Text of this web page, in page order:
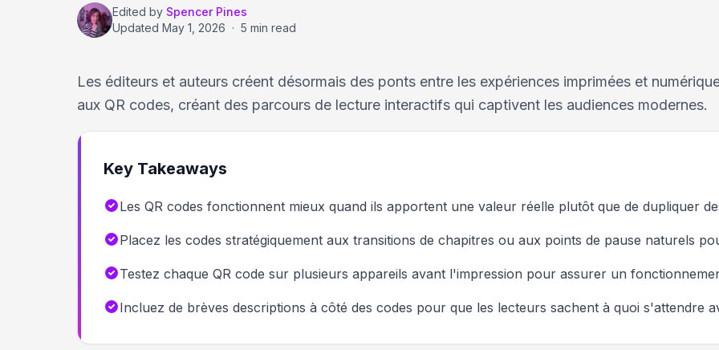
Edited by Spencer Pines
Updated May 1, 2026 · 5 min read
Les éditeurs et auteurs créent désormais des ponts entre les expériences imprimées et
aux QR codes, créant des parcours de lecture interactifs qui captivent les audiences modernes.
Key Takeaways
Les QR codes fonctionnent mieux quand ils apportent une valeur réelle plutôt que de dupliquer
Placez les codes stratégiquement aux transitions de chapitres ou aux points de pause naturels
Testez chaque QR code sur plusieurs appareils avant l'impression pour assurer un
Incluez de brèves descriptions à côté des codes pour que les lecteurs sachent à quoi s'attendre